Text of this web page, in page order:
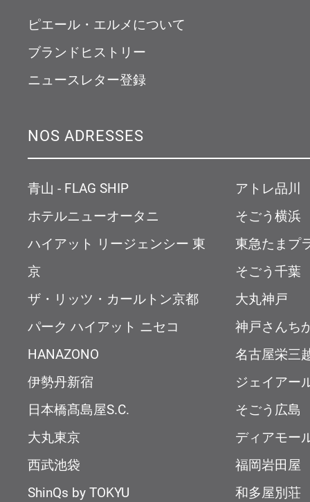
ピエール・エルメについて
ブランドヒストリー
ニュースレター登録
NOS ADRESSES
青山 - FLAG SHIP
ホテルニューオータニ
ハイアット リージェンシー 東
京
ザ・リッツ・カールトン京都
パーク ハイアット ニセコ
HANAZONO
伊勢丹新宿
日本橋髙島屋S.C.
大丸東京
西武池袋
ShinQs by TOKYU
アトレ品川
そごう横浜
東急たまプ
そごう千葉
大丸神戸
神戸さんち
名古屋栄三
ジェイアー
そごう広島
ディアモー
福岡岩田屋
和多屋別荘